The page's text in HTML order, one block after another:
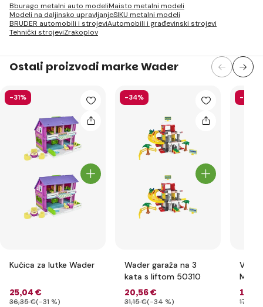
Bburago metalni auto modeliMaisto metalni modeli
Modeli na daljinsko upravljanjeSIKU metalni modeli
BRUDER automobili i strojeviAutomobili i građevinski strojevi
Tehnički strojeviZrakoplov
Ostali proizvodi marke Wader
-31%
Kućica za lutke Wader
25,04 €
36,35 €(-31 %)
-34%
Wader garaža na 3
kata s liftom 50310
20,56 €
31,15 €(-34 %)
-38%
10
17